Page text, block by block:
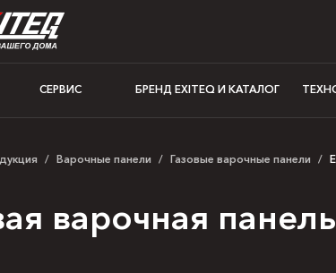
СЕРВИС БРЕНД EXITEQ И КАТАЛОГ
/ Варочные панели / Газовые варочные панели /
варочная